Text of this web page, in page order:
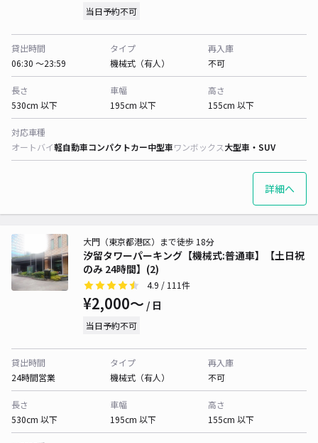
当日予約不可
貸出時間
06:30 〜23:59
タイプ
機械式（有人）
再入庫
不可
長さ
530cm 以下
車幅
195cm 以下
高さ
155cm 以下
対応車種
オートバイ軽自動車コンパクトカー中型車ワンボックス大型車・SUV
詳細へ
汐留タワーパーキング【機械式:普通車】【土日祝
のみ 24時間】(2)
大門（東京都港区）まで徒歩 18分
4.9 / 111件
¥2,000〜 / 日
当日予約不可
貸出時間
24時間営業
タイプ
機械式（有人）
再入庫
不可
長さ
530cm 以下
車幅
195cm 以下
高さ
155cm 以下